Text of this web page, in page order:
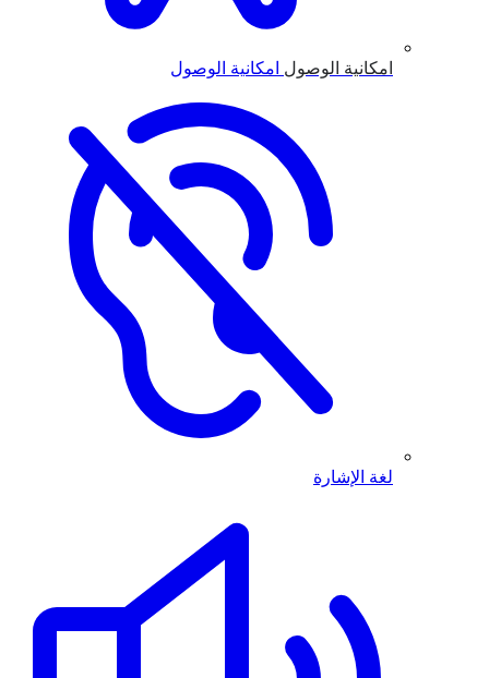
امكانية الوصول امكانية الوصول
لغة الإشارة